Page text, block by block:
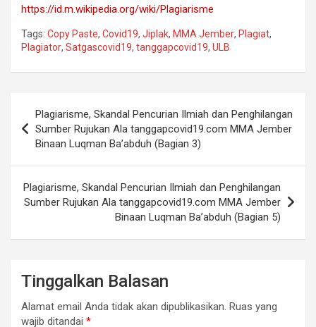
https://id.m.wikipedia.org/wiki/Plagiarisme
Tags: Copy Paste, Covid19, Jiplak, MMA Jember, Plagiat,
Plagiator, Satgascovid19, tanggapcovid19, ULB
pos
Plagiarisme, Skandal Pencurian Ilmiah dan Penghilangan
Sumber Rujukan Ala tanggapcovid19.com MMA Jember
Binaan Luqman Ba’abduh (Bagian 3)
Plagiarisme, Skandal Pencurian Ilmiah dan Penghilangan
Sumber Rujukan Ala tanggapcovid19.com MMA Jember
Binaan Luqman Ba’abduh (Bagian 5)
Tinggalkan Balasan
Alamat email Anda tidak akan dipublikasikan. Ruas yang
wajib ditandai *